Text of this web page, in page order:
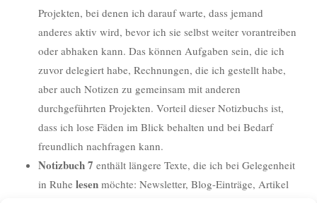
Projekten, bei denen ich darauf warte, dass jemand
anderes aktiv wird, bevor ich sie selbst weiter vorantreiben
oder abhaken kann. Das können Aufgaben sein, die ich
zuvor delegiert habe, Rechnungen, die ich gestellt habe,
aber auch Notizen zu gemeinsam mit anderen
durchgeführten Projekten. Vorteil dieser Notizbuchs ist,
dass ich lose Fäden im Blick behalten und bei Bedarf
freundlich nachfragen kann.
Notizbuch 7 enthält längere Texte, die ich bei Gelegenheit
in Ruhe lesen möchte: Newsletter, Blog-Einträge, Artikel